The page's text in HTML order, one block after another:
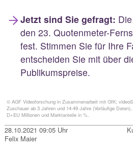
Jetzt sind Sie gefragt:
den 23. Quotenmeter-
fest. Stimmen Sie für Ihre
entscheiden Sie mit über
Publikumspreise.
© AGF Videoforschung in Zusammenarbeit mit GfK;
Zuschauer ab 3 Jahren und 14-49 Jahre (Vorläufige
D+EU Millionen und Marktanteile in %.
28.10.2021 09:05 Uhr
Felix Maier